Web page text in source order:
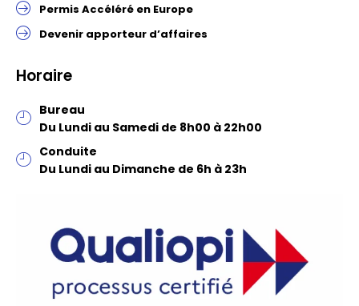
Permis Accéléré en Europe
Devenir apporteur d’affaires
Horaire
Bureau
Du Lundi au Samedi de 8h00 à 22h00
Conduite
Du Lundi au Dimanche de 6h à 23h